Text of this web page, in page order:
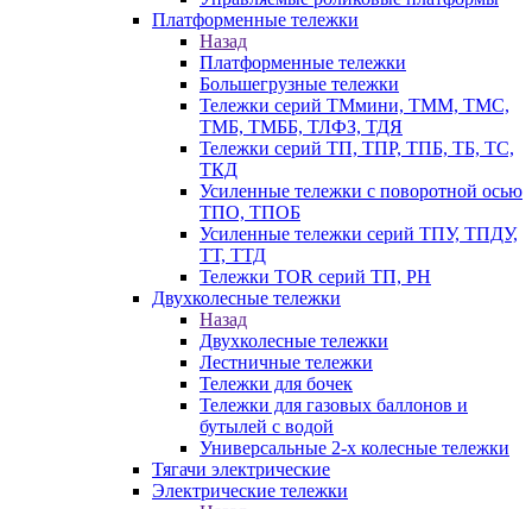
Платформенные тележки
Назад
Платформенные тележки
Большегрузные тележки
Тележки серий ТМмини, ТММ, ТМС,
ТМБ, ТМББ, ТЛФЗ, ТДЯ
Тележки серий ТП, ТПР, ТПБ, ТБ, ТС,
ТКД
Усиленные тележки с поворотной осью
ТПО, ТПОБ
Усиленные тележки серий ТПУ, ТПДУ,
ТТ, ТТД
Тележки TOR серий ТП, PH
Двухколесные тележки
Назад
Двухколесные тележки
Лестничные тележки
Тележки для бочек
Тележки для газовых баллонов и
бутылей с водой
Универсальные 2-х колесные тележки
Тягачи электрические
Электрические тележки